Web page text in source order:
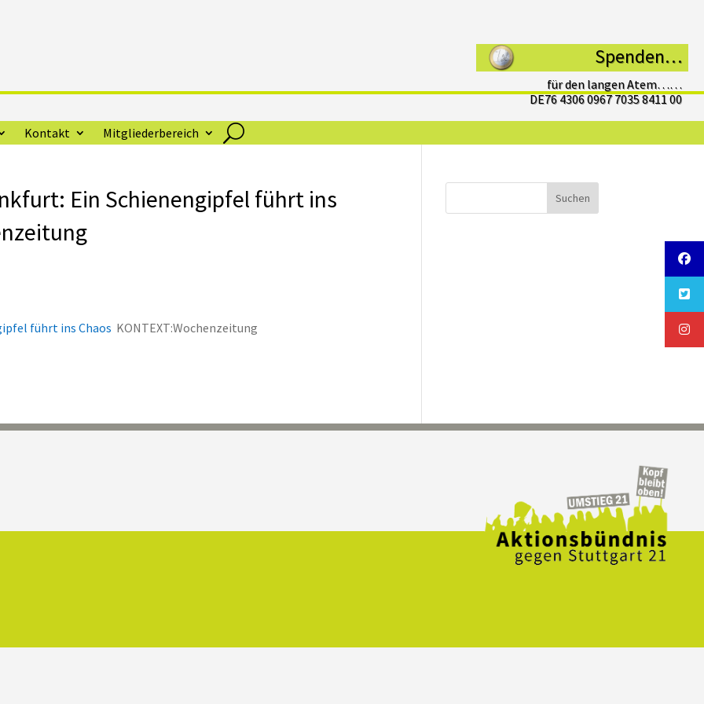
Spenden…
für den langen Atem……
DE76 4306 0967 7035 8411 00
Kontakt Mitgliederbereich
Ein Schienengipfel führt ins
führt ins Chaos KONTEXT:Wochenzeitung
Suchen